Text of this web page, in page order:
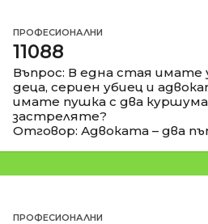
ПРОФЕСИОНАЛНИ
11088
Въпрос: В една стая имате
деца, сериен убиец и
имате пушка с два
застреляте?
Отговор: Адвоката – два
ПРОФЕСИОНАЛНИ